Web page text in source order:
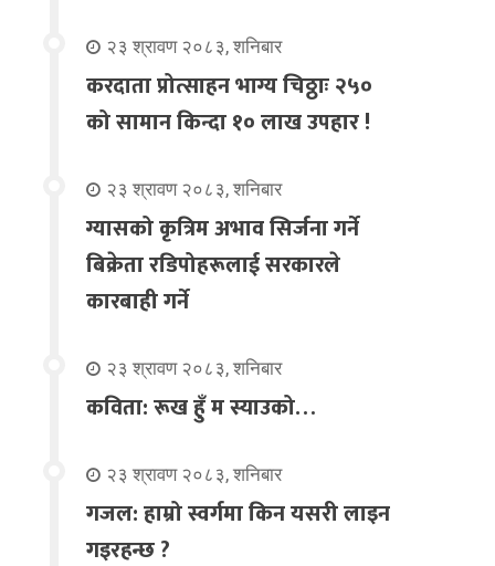
२३ श्रावण २०८३, शनिबार
करदाता प्रोत्साहन भाग्य चिठ्ठाः २५०
को सामान किन्दा १० लाख उपहार !
२३ श्रावण २०८३, शनिबार
ग्यासको कृत्रिम अभाव सिर्जना गर्ने
बिक्रेता रडिपोहरूलाई सरकारले
कारबाही गर्ने
२३ श्रावण २०८३, शनिबार
कविता: रूख हुँ म स्याउको…
२३ श्रावण २०८३, शनिबार
गजल: हाम्रो स्वर्गमा किन यसरी लाइन
गइरहन्छ ?